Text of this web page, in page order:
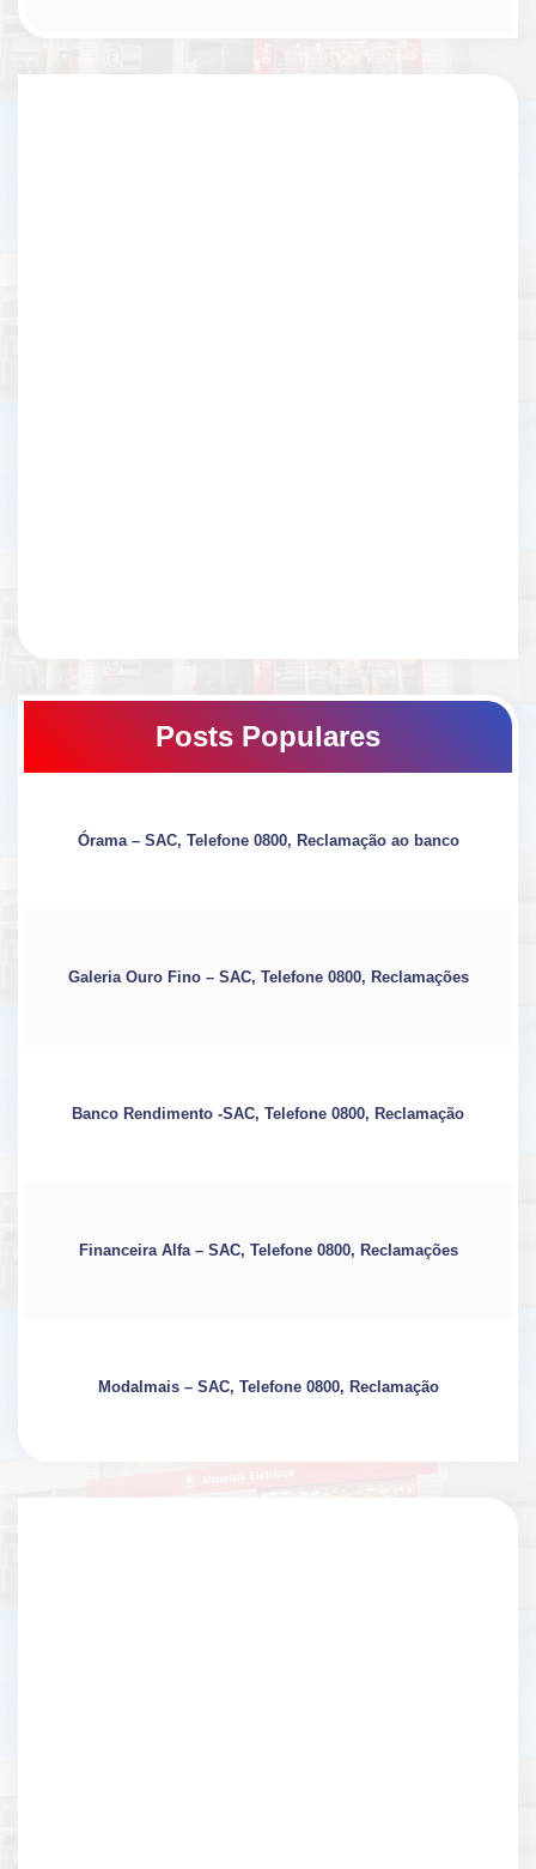
Posts Populares
Órama – SAC, Telefone 0800, Reclamação ao banco
Galeria Ouro Fino – SAC, Telefone 0800, Reclamações
Banco Rendimento -SAC, Telefone 0800, Reclamação
Financeira Alfa – SAC, Telefone 0800, Reclamações
Modalmais – SAC, Telefone 0800, Reclamação